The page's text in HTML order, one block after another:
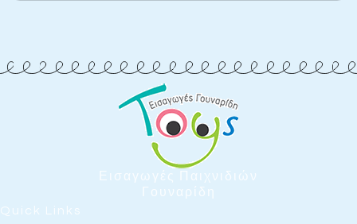
Εισαγωγές Παιχνιδιών
Γουναρίδη
Quick Links